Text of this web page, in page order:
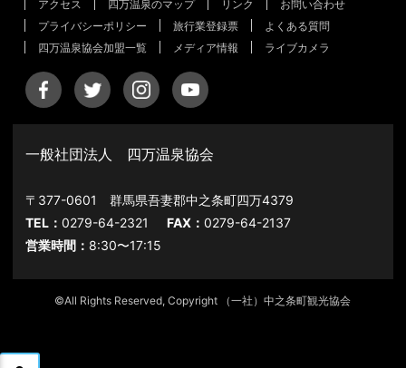
アクセス 四万温泉のマップ リンク
お問い合わせ
プライバシーポリシー
旅行業登録票
よくある質問
四万温泉協会加盟一覧
メディア情報 ライブカメラ
一般社団法人 四万温泉協会
〒377-0601 群馬県吾妻郡中之条町四万4379
TEL：0279-64-2321 FAX：0279-64-2137
営業時間： 8:30〜17:15
©All Rights Reserved, Copyright （一社）中之条町観光協会